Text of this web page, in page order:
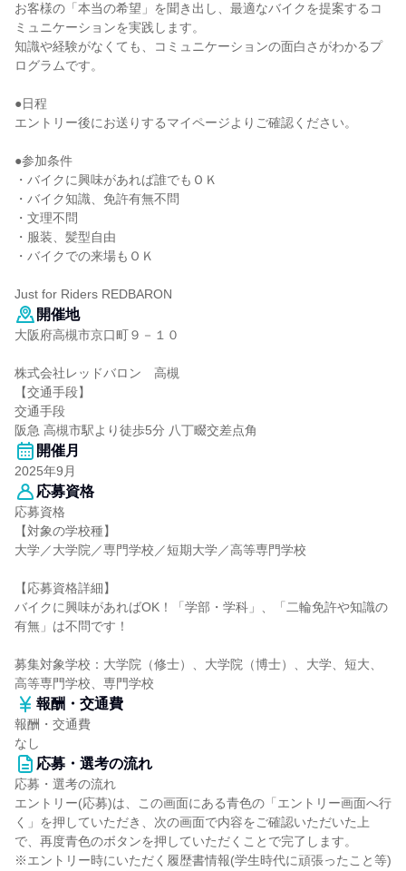
お客様の「本当の希望」を聞き出し、最適なバイクを提案するコ
ミュニケーションを実践します。
知識や経験がなくても、コミュニケーションの面白さがわかるプ
ログラムです。
●日程
エントリー後にお送りするマイページよりご確認ください。
●参加条件
・バイクに興味があれば誰でもＯＫ
・バイク知識、免許有無不問
・文理不問
・服装、髪型自由
・バイクでの来場もＯＫ
Just for Riders REDBARON
開催地
大阪府高槻市京口町９－１０
株式会社レッドバロン 高槻
【交通手段】
交通手段
阪急 高槻市駅より徒歩5分 八丁畷交差点角
開催月
2025年9月
応募資格
応募資格
【対象の学校種】
大学／大学院／専門学校／短期大学／高等専門学校
【応募資格詳細】
バイクに興味があればOK！「学部・学科」、「二輪免許や知識の
有無」は不問です！
募集対象学校：大学院（修士）、大学院（博士）、大学、短大、
高等専門学校、専門学校
報酬・交通費
報酬・交通費
なし
応募・選考の流れ
応募・選考の流れ
エントリー(応募)は、この画面にある青色の「エントリー画面へ行
く」を押していただき、次の画面で内容をご確認いただいた上
で、再度青色のボタンを押していただくことで完了します。
※エントリー時にいただく履歴書情報(学生時代に頑張ったこと等)